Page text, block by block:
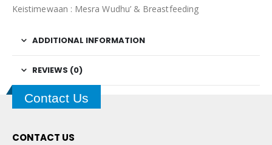
Keistimewaan : Mesra Wudhu’ & Breastfeeding
ADDITIONAL INFORMATION
REVIEWS (0)
Contact Us
CONTACT US